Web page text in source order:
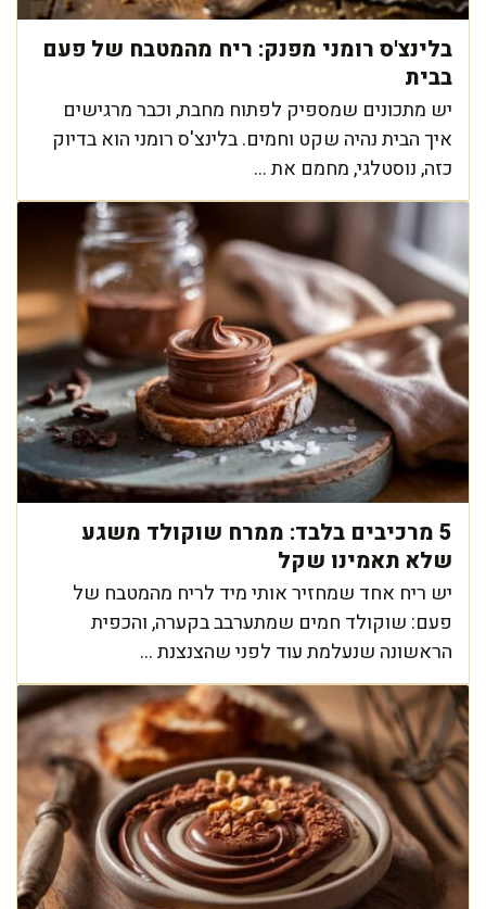
בלינצ'ס רומני מפנק: ריח מהמטבח של פעם
בבית
יש מתכונים שמספיק לפתוח מחבת, וכבר מרגישים
איך הבית נהיה שקט וחמים. בלינצ'ס רומני הוא בדיוק
כזה, נוסטלגי, מחמם את ...
5 מרכיבים בלבד: ממרח שוקולד משגע
שלא תאמינו שקל
יש ריח אחד שמחזיר אותי מיד לריח מהמטבח של
פעם: שוקולד חמים שמתערבב בקערה, והכפית
הראשונה שנעלמת עוד לפני שהצנצנת ...